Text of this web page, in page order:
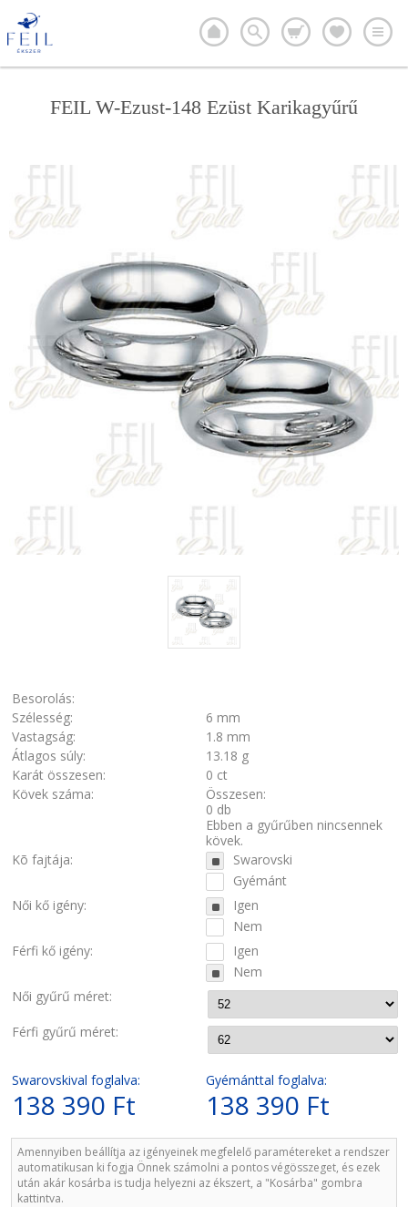
FEIL W-Ezust-148 Ezüst Karikagyűrű
Besorolás:
Szélesség:
6 mm
Vastagság:
1.8 mm
Átlagos súly:
13.18 g
Karát összesen:
0 ct
Kövek száma:
Összesen:
0 db
Ebben a gyűrűben nincsennek
kövek.
Kõ fajtája:
Swarovski
Gyémánt
Női kő igény:
Igen
Nem
Férfi kő igény:
Igen
Nem
Női gyűrű méret:
Férfi gyűrű méret:
Swarovskival foglalva:
138 390 Ft
Gyémánttal foglalva:
138 390 Ft
Amennyiben beállítja az igényeinek megfelelő paramétereket a rendszer
automatikusan ki fogja Önnek számolni a pontos végösszeget, és ezek
után akár kosárba is tudja helyezni az ékszert, a "Kosárba" gombra
kattintva.